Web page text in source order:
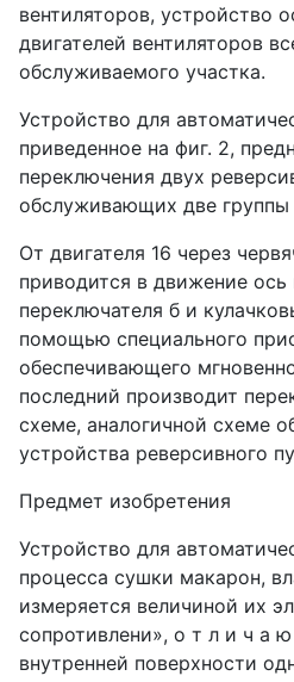
вентиляторов, устройство
двигателей вентиляторов
обслуживаемого участка.
Устройство для
приведенное на фиг. 2,
переключения двух
обслуживающих две группы
От двигателя 16 через
приводится в движение ось
переключателя б и
помощью специального
обеспечивающего
последний производит
схеме, аналогичной схеме
устройства реверсивного
Предмет изобретения
Устройство для
процесса сушки макарон,
измеряется величиной их
сопротивлени», о т л и ч а
внутренней поверхности